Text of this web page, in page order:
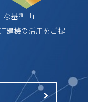
な基準「i-
建機の活用をご提